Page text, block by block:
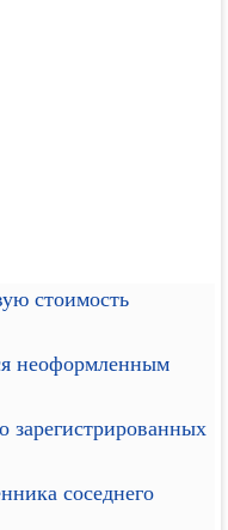
стоимость
неоформленным
зарегистрированных
соседнего